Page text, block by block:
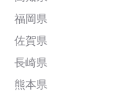
福岡県
佐賀県
長崎県
熊本県